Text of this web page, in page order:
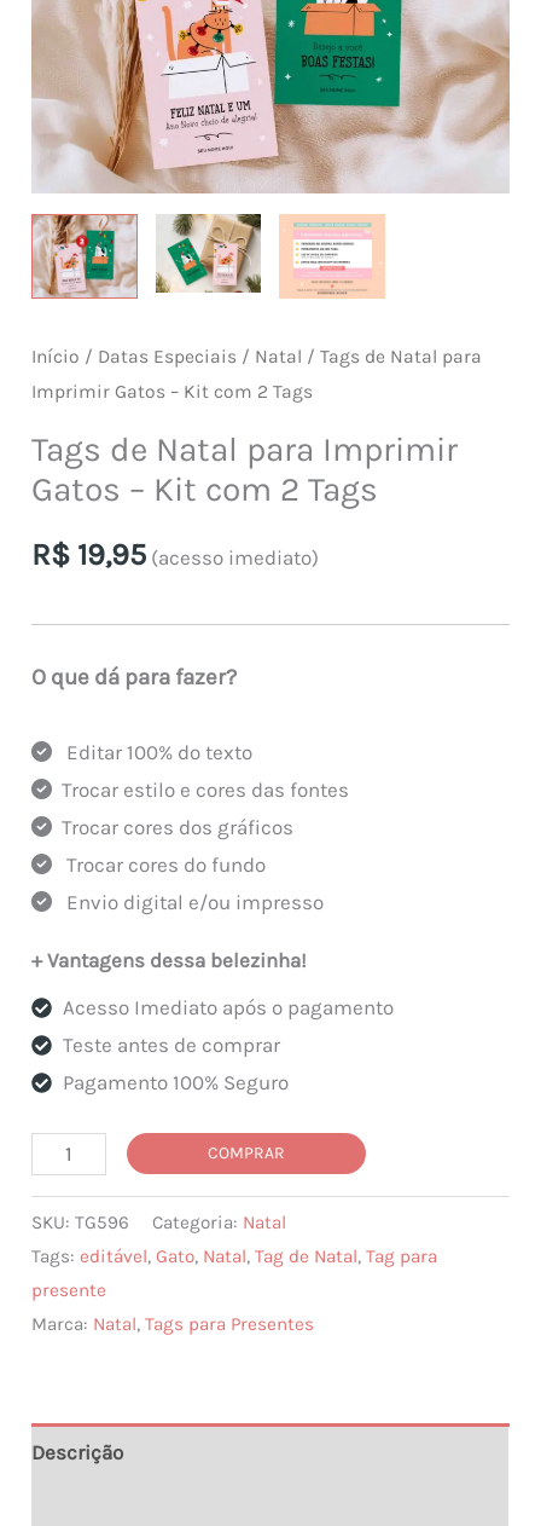
Início / Datas Especiais / Natal / Tags de Natal para
Imprimir Gatos – Kit com 2 Tags
Tags de Natal para Imprimir
Gatos – Kit com 2 Tags
R$ 19,95 (acesso imediato)
O que dá para fazer?
Editar 100% do texto
Trocar estilo e cores das fontes
Trocar cores dos gráficos
Trocar cores do fundo
Envio digital e/ou impresso
+ Vantagens dessa belezinha!
Acesso Imediato após o pagamento
Teste antes de comprar
Pagamento 100% Seguro
Tags
Natal
para
Imprimir
Gatos
com
COMPRAR
SKU:TG596 Categoria: Natal
Tags:editável,Gato, Natal,Tag de Natal,Tag para
presente
Marca: Natal,Tags para Presentes
Descrição